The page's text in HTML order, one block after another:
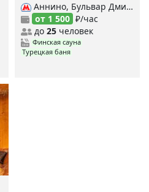
Аннино, Бульвар Дмитрия Донского, Улица Скобелевская,
от 1 500 ₽/час
до 25человек
Финская сауна
Турецкая баня